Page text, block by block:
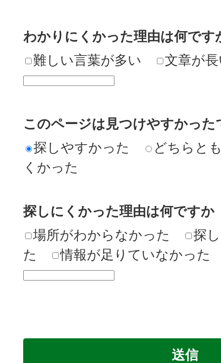
わかりにくかった理由は何です
難しい言葉が多い
文章が
このページは見つけやすかった
探しやすかった
どちらと
くかった
探しにくかった理由は何ですか
場所がわからなかった
探
た
情報が足りていなかった